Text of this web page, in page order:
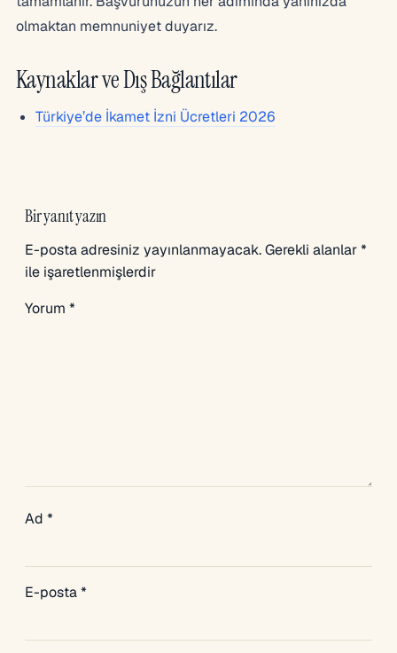
olmaktan memnuniyet duyarız.
Kaynaklar ve Dış Bağlantılar
Türkiye’de İkamet İzni Ücretleri 2026
Bir yanıt yazın
E-posta adresiniz yayınlanmayacak.Gerekli alanlar*
ile işaretlenmişlerdir
Yorum *
Ad *
E-posta*